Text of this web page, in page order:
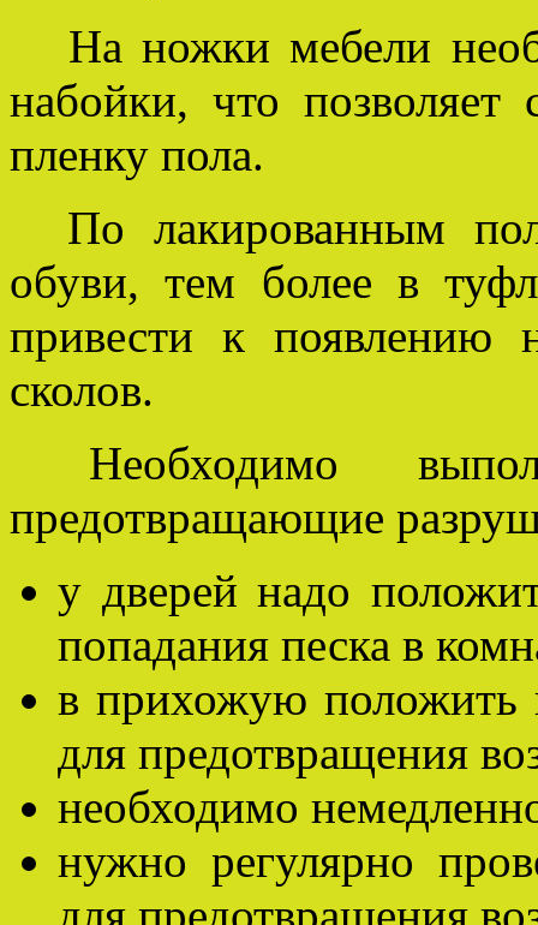
На ножки мебели
набойки, что позволяет
пленку пола.
По лакированным
обуви, тем более в
привести к появлению
сколов.
Необходимо
предотвращающие
у дверей надо
попадания песка в
в прихожую положить
для предотвращения
необходимо
нужно регулярно
для предотвращения